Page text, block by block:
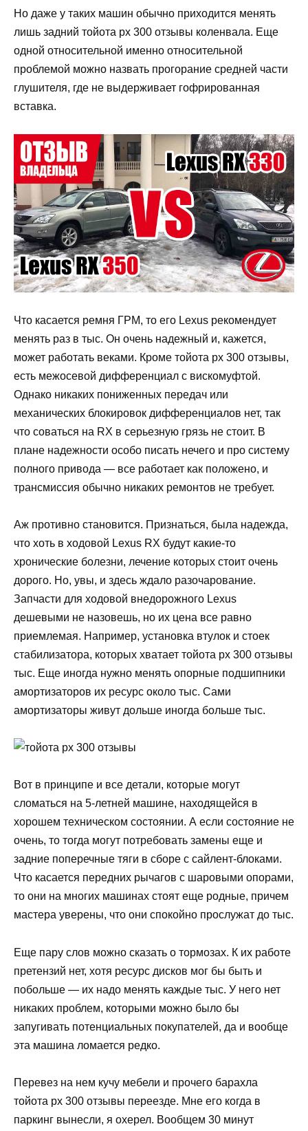
Но даже у таких машин обычно приходится менять
лишь задний тойота рх 300 отзывы коленвала. Еще
одной относительной именно относительной
проблемой можно назвать прогорание средней части
глушителя, где не выдерживает гофрированная
вставка.
Что касается ремня ГРМ, то его Lexus рекомендует
менять раз в тыс. Он очень надежный и, кажется,
может работать веками. Кроме тойота рх 300 отзывы,
есть межосевой дифференциал с вискомуфтой.
Однако никаких пониженных передач или
механических блокировок дифференциалов нет, так
что соваться на RX в серьезную грязь не стоит. В
плане надежности особо писать нечего и про систему
полного привода — все работает как положено, и
трансмиссия обычно никаких ремонтов не требует.
Аж противно становится. Признаться, была надежда,
что хоть в ходовой Lexus RX будут какие-то
хронические болезни, лечение которых стоит очень
дорого. Но, увы, и здесь ждало разочарование.
Запчасти для ходовой внедорожного Lexus
дешевыми не назовешь, но их цена все равно
приемлемая. Например, установка втулок и стоек
стабилизатора, которых хватает тойота рх 300 отзывы
тыс. Еще иногда нужно менять опорные подшипники
амортизаторов их ресурс около тыс. Сами
амортизаторы живут дольше иногда больше тыс.
Вот в принципе и все детали, которые могут
сломаться на 5-летней машине, находящейся в
хорошем техническом состоянии. А если состояние не
очень, то тогда могут потребовать замены еще и
задние поперечные тяги в сборе с сайлент-блоками.
Что касается передних рычагов с шаровыми опорами,
то они на многих машинах стоят еще родные, причем
мастера уверены, что они спокойно прослужат до тыс.
Еще пару слов можно сказать о тормозах. К их работе
претензий нет, хотя ресурс дисков мог бы быть и
побольше — их надо менять каждые тыс. У него нет
никаких проблем, которыми можно было бы
запугивать потенциальных покупателей, да и вообще
эта машина ломается редко.
Перевез на нем кучу мебели и прочего барахла
тойота рх 300 отзывы переезде. Мне его когда в
паркинг вынесли, я охерел. Вообщем 30 минут